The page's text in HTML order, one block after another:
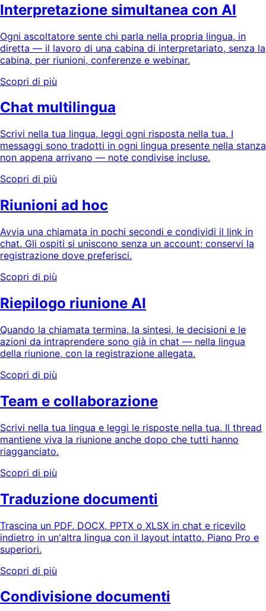
Interpretazione simultanea con AI
Ogni ascoltatore sente chi parla nella propria lingua, in
diretta — il lavoro di una cabina di interpretariato, senza la
cabina, per riunioni, conferenze e webinar.
Scopri di più
Chat multilingua
Scrivi nella tua lingua, leggi ogni risposta nella tua. I
messaggi sono tradotti in ogni lingua presente nella stanza
non appena arrivano — note condivise incluse.
Scopri di più
Riunioni ad hoc
Avvia una chiamata in pochi secondi e condividi il link in
chat. Gli ospiti si uniscono senza un account; conservi la
registrazione dove preferisci.
Scopri di più
Riepilogo riunione AI
Quando la chiamata termina, la sintesi, le decisioni e le
azioni da intraprendere sono già in chat — nella lingua
della riunione, con la registrazione allegata.
Scopri di più
Team e collaborazione
Scrivi nella tua lingua e leggi le risposte nella tua. Il thread
mantiene viva la riunione anche dopo che tutti hanno
riagganciato.
Scopri di più
Traduzione documenti
Trascina un PDF, DOCX, PPTX o XLSX in chat e ricevilo
indietro in un'altra lingua con il layout intatto. Piano Pro e
superiori.
Scopri di più
Condivisione documenti